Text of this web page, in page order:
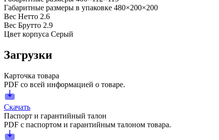
Габаритные размеры в упаковке 480×200×200
Вес Нетто 2.6
Вес Брутто 2.9
Цвет корпуса Серый
Загрузки
Карточка товара
PDF со всей информацией о товаре.
Скачать
Паспорт и гарантийный талон
PDF с паспортом и гарантийным талоном товара.